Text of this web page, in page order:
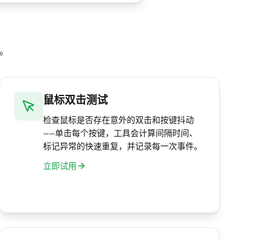
鼠标双击测试
检查鼠标是否存在意外的双击和按键抖动
——单击每个按键，工具会计算间隔时间、
标记异常的快速重复，并记录每一次事件。
立即试用